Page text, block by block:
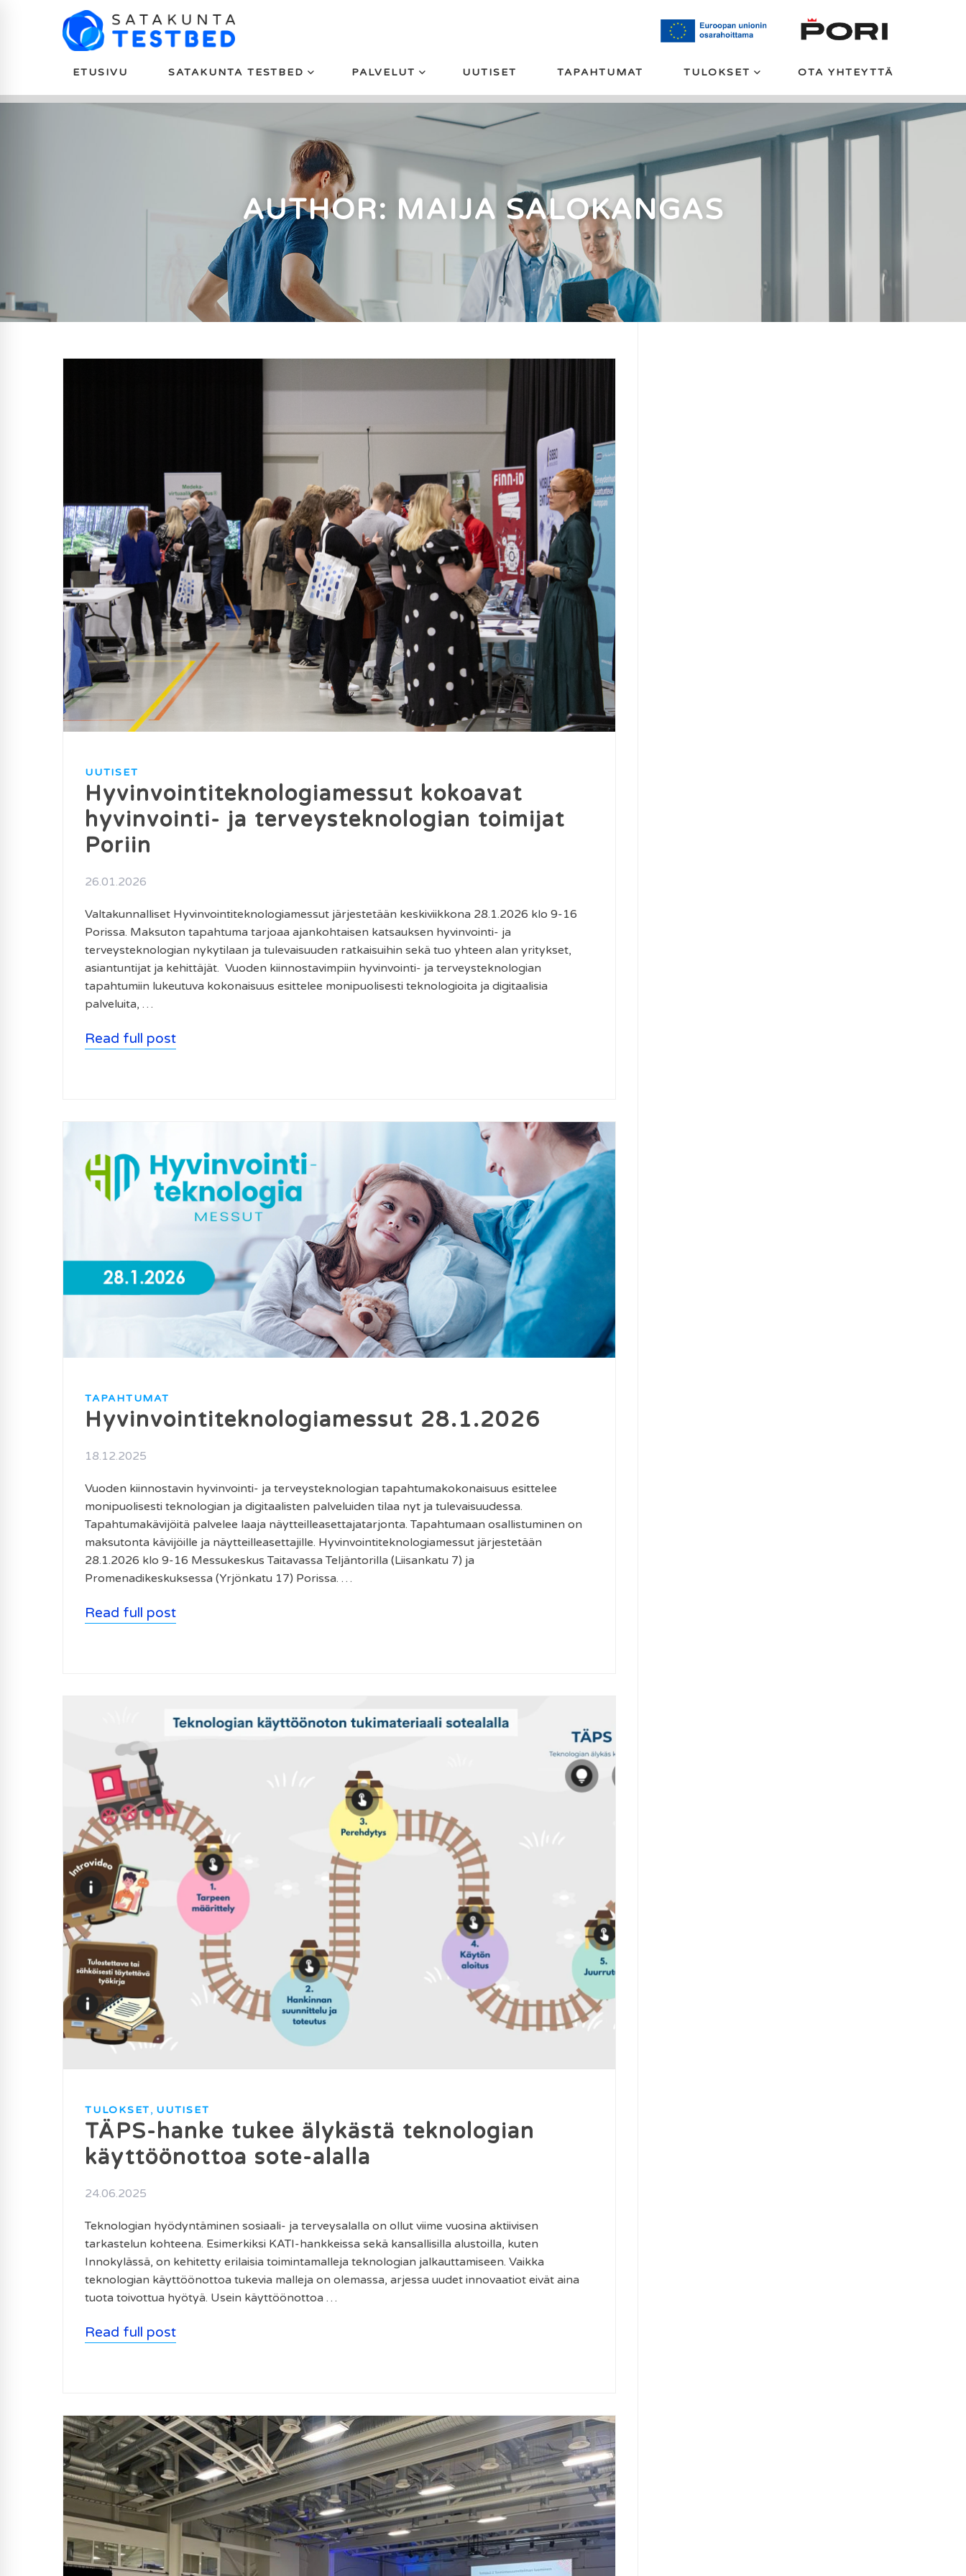
ETUSIVU SATAKUNTA TESTBED PALVELUT UUTISET TAPAHTUMAT TULOKSET OTA YHTEYTTÄ
AUTHOR: MAIJA SALOKANGAS
UUTISET
Hyvinvointiteknologiamessut kokoavat
hyvinvointi- ja terveysteknologian toimijat
Poriin
26.01.2026
Valtakunnalliset Hyvinvointiteknologiamessut järjestetään keskiviikkona 28.1.2026 klo 9-16
Porissa. Maksuton tapahtuma tarjoaa ajankohtaisen katsauksen hyvinvointi- ja
terveysteknologian nykytilaan ja tulevaisuuden ratkaisuihin sekä tuo yhteen alan yritykset,
asiantuntijat ja kehittäjät. Vuoden kiinnostavimpiin hyvinvointi- ja terveysteknologian
tapahtumiin lukeutuva kokonaisuus esittelee monipuolisesti teknologioita ja digitaalisia
palveluita, …
Read full post
TAPAHTUMAT
Hyvinvointiteknologiamessut 28.1.2026
18.12.2025
Vuoden kiinnostavin hyvinvointi- ja terveysteknologian tapahtumakokonaisuus esittelee
monipuolisesti teknologian ja digitaalisten palveluiden tilaa nyt ja tulevaisuudessa.
Tapahtumakävijöitä palvelee laaja näytteilleasettajatarjonta. Tapahtumaan osallistuminen on
maksutonta kävijöille ja näytteilleasettajille. Hyvinvointiteknologiamessut järjestetään
28.1.2026 klo 9-16 Messukeskus Taitavassa Teljäntorilla (Liisankatu 7) ja
Promenadikeskuksessa (Yrjönkatu 17) Porissa. …
Read full post
TULOKSET, UUTISET
TÄPS-hanke tukee älykästä teknologian
käyttöönottoa sote-alalla
24.06.2025
Teknologian hyödyntäminen sosiaali- ja terveysalalla on ollut viime vuosina aktiivisen
tarkastelun kohteena. Esimerkiksi KATI-hankkeissa sekä kansallisilla alustoilla, kuten
Innokylässä, on kehitetty erilaisia toimintamalleja teknologian jalkauttamiseen. Vaikka
teknologian käyttöönottoa tukevia malleja on olemassa, arjessa uudet innovaatiot eivät aina
tuota toivottua hyötyä. Usein käyttöönottoa …
Read full post